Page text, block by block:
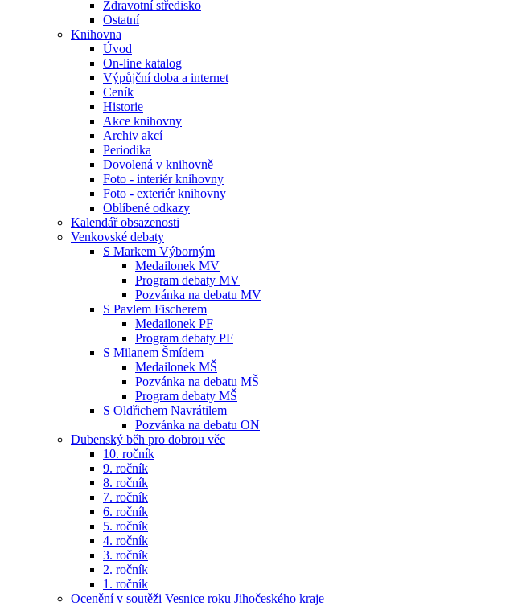
Zdravotní středisko
Ostatní
Knihovna
Úvod
On-line katalog
Výpůjční doba a internet
Ceník
Historie
Akce knihovny
Archiv akcí
Periodika
Dovolená v knihovně
Foto - interiér knihovny
Foto - exteriér knihovny
Oblíbené odkazy
Kalendář obsazenosti
Venkovské debaty
S Markem Výborným
Medailonek MV
Program debaty MV
Pozvánka na debatu MV
S Pavlem Fischerem
Medailonek PF
Program debaty PF
S Milanem Šmídem
Medailonek MŠ
Pozvánka na debatu MŠ
Program debaty MŠ
S Oldřichem Navrátilem
Pozvánka na debatu ON
Dubenský běh pro dobrou věc
10. ročník
9. ročník
8. ročník
7. ročník
6. ročník
5. ročník
4. ročník
3. ročník
2. ročník
1. ročník
Ocenění v soutěži Vesnice roku Jihočeského kraje